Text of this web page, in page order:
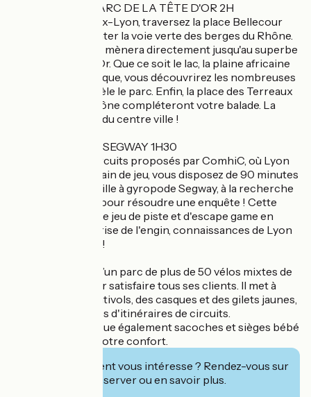
DIRECTION LE PARC DE LA TÊTE D'OR 2H
Au départ du Vieux-Lyon, traversez la place Bellecour
pour aller emprunter la voie verte des berges du Rhône.
La ViaRhôna vous mènera directement jusqu'au superbe
Parc de la Tête d'Or. Que ce soit le lac, la plaine africaine
ou le jardin botanique, vous découvrirez les nombreuses
surprises que recèle le parc. Enfin, la place des Terreaux
et les bords de Saône compléteront votre balade. La
nature à deux pas du centre ville !
ESCAPE GAME A SEGWAY 1H30
Dernier né des circuits proposés par ComhiC, où Lyon
devient votre terrain de jeu, vous disposez de 90 minutes
pour arpenter la ville à gyropode Segway, à la recherche
d’indices cryptés pour résoudre une enquête ! Cette
balade, en forme de jeu de piste et d'escape game en
plein air, allie maîtrise de l'engin, connaissances de Lyon
et activité ludique !
Comhic dispose d’un parc de plus de 50 vélos mixtes de
toutes sortes pour satisfaire tous ses clients. Il met à
disposition des antivols, des casques et des gilets jaunes,
ainsi que des fiches d'itinéraires de circuits.
L'établissement loue également sacoches et sièges bébé
pour augmenter votre confort.
Cet établissement vous intéresse ? Rendez-vous sur
leur site pour réserver ou en savoir plus.